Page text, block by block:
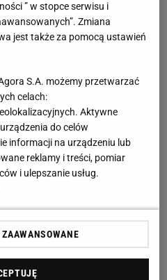
” w stopce serwisu i
Zmiana
jest także za pomocą ustawień
S.A. możemy przetwarzać
celach:
Aktywne
do celów
informacji na urządzeniu lub
reklamy i treści, pomiar
i ulepszanie usług.